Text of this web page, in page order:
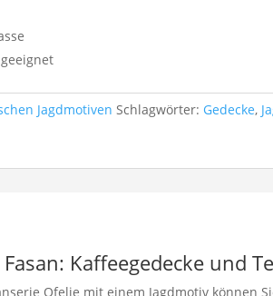
Jagdmotiven Schlagwörter: Gedecke,
Kaffeegedecke und
Ofelie mit einem Jagdmotiv können